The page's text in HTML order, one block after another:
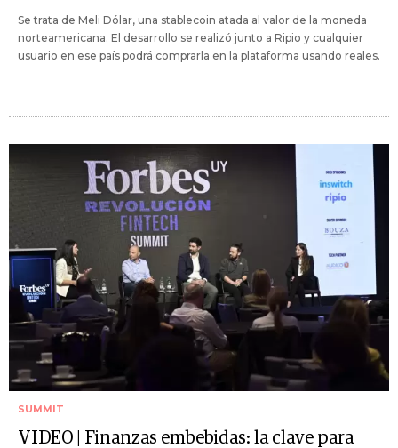
Se trata de Meli Dólar, una stablecoin atada al valor de la moneda
norteamericana. El desarrollo se realizó junto a Ripio y cualquier
usuario en ese país podrá comprarla en la plataforma usando reales.
SUMMIT
VIDEO | Finanzas embebidas: la clave para